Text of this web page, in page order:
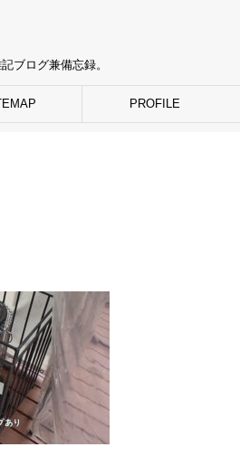
ブログ兼備忘録。
PROFILE